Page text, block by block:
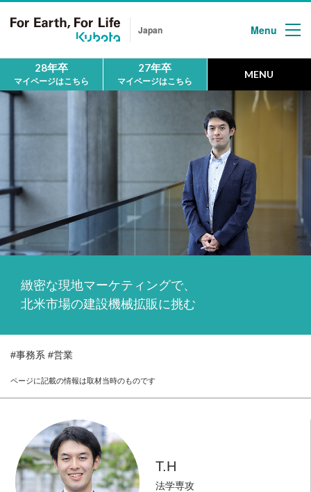
Japan Menu
28年卒
マイページはこちら
27年卒
マイページはこちら
MENU
MESSAGE
メッセージ
First
クボタについて
People
地球の未来を拓く人
世界のクボタから
WORKSTYLE
クボタの働き方
INTERNSHIP
インターンシップ情報
緻密な現地マーケティングで、
北米市場の建設機械拡販に挑む
#事務系 #営業
ページに記載の情報は取材当時のものです
T.H
法学専攻